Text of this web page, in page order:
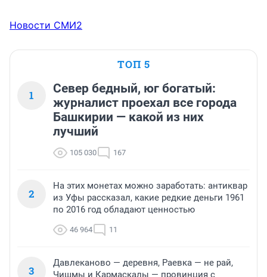
Новости СМИ2
ТОП 5
1
Север бедный, юг богатый:
журналист проехал все города
Башкирии — какой из них
лучший
105 030 167
2
На этих монетах можно заработать: антиквар
из Уфы рассказал, какие редкие деньги 1961
по 2016 год обладают ценностью
46 964 11
3
Давлеканово — деревня, Раевка — не рай,
Чишмы и Кармаскалы — провинция с